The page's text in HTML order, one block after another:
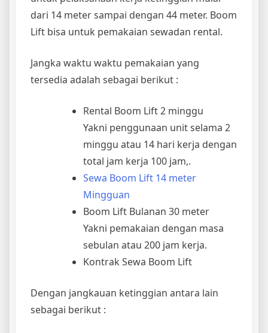
dari 14 meter sampai dengan 44 meter. Boom
Lift bisa untuk pemakaian sewadan rental.
Jangka waktu waktu pemakaian yang
tersedia adalah sebagai berikut :
Rental Boom Lift 2 minggu
Yakni penggunaan unit selama 2
minggu atau 14 hari kerja dengan
total jam kerja 100 jam,.
Sewa Boom Lift 14 meter
Mingguan
Boom Lift Bulanan 30 meter
Yakni pemakaian dengan masa
sebulan atau 200 jam kerja.
Kontrak Sewa Boom Lift
Dengan jangkauan ketinggian antara lain
sebagai berikut :